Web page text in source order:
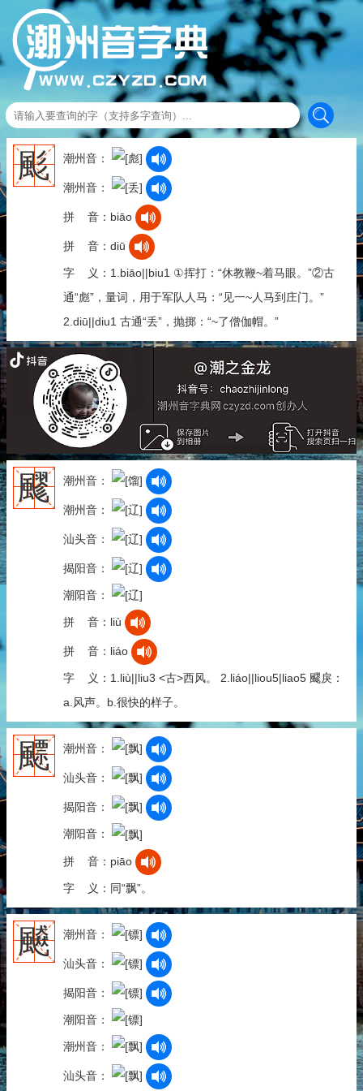
颩 潮州音：
潮州音：
拼 音：biāo
拼 音：diū
字 义：1.biāo||biu1 ①挥打：“休教鞭~着马眼。”②古
通“彪”，量词，用于军队人马：“见一~人马到庄门。”
2.diū||diu1 古通“丢”，抛掷：“~了僧伽帽。”
飂 潮州音：
潮州音：
汕头音：
揭阳音：
潮阳音：
拼 音：liù
拼 音：liáo
字 义：1.liù||liu3 <古>西风。 2.liáo||liou5|liao5 飂戾：
a.风声。b.很快的样子。
飃 潮州音：
汕头音：
揭阳音：
潮阳音：
拼 音：piāo
字 义：同“飘”。
飇 潮州音：
汕头音：
揭阳音：
潮阳音：
潮州音：
汕头音：